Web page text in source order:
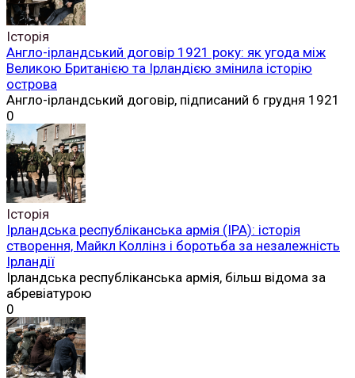
Історія
Англо-ірландський договір 1921 року: як угода між
Великою Британією та Ірландією змінила історію
острова
Англо-ірландський договір, підписаний 6 грудня 1921
0
Історія
Ірландська республіканська армія (ІРА): історія
створення, Майкл Коллінз і боротьба за незалежність
Ірландії
Ірландська республіканська армія, більш відома за
абревіатурою
0